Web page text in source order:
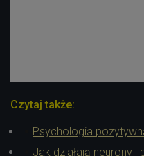
Czytaj także:
Psychologia
Jak działają neurony